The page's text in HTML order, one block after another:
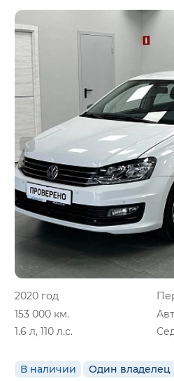
2020 год
153 000 км.
1.6 л, 110 л.с.
В наличии Один владелец